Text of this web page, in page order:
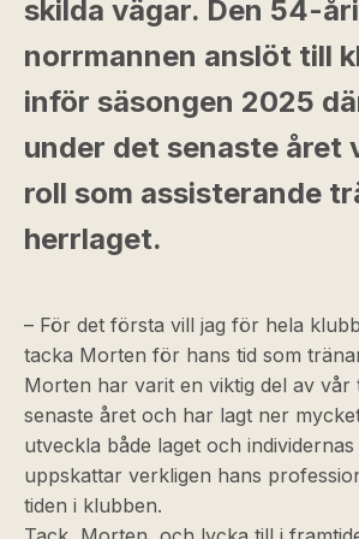
skilda vägar. Den 54-
norrmannen anslöt till
inför säsongen 2025
under det senaste året
roll som assisterande
herrlaget.
– För det första vill jag för hela
tacka Morten för hans tid som
Morten har varit en viktig del av vår
senaste året och har lagt ner
utveckla både laget och
uppskattar verkligen hans
tiden i klubben.